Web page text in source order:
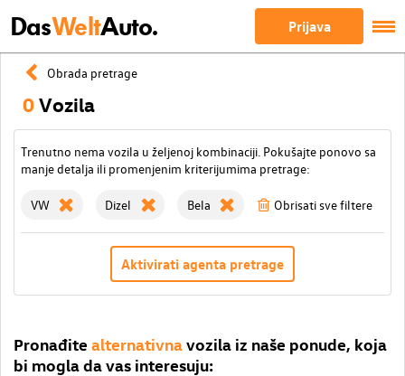
DasWeltAuto. Prijava
Obrada pretrage
0Vozila
Trenutno nema vozila u željenoj kombinaciji. Pokušajte ponovo sa
manje detalja ili promenjenim kriterijumima pretrage:
VW Dizel Bela Obrisati sve filtere
Aktivirati agenta pretrage
Pronađite alternativnavozila iz naše ponude, koja
bi mogla da vas interesuju: